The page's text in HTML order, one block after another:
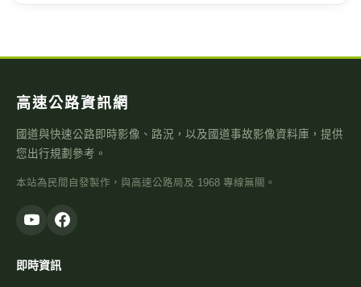
高速公路資訊網
國道與快速公路即時影像、路況，以及國道事故影像資料庫，提供
您出行規劃參考。
本站為民間自發製作，與高速公路局及 1968 專線無關。
即時資訊